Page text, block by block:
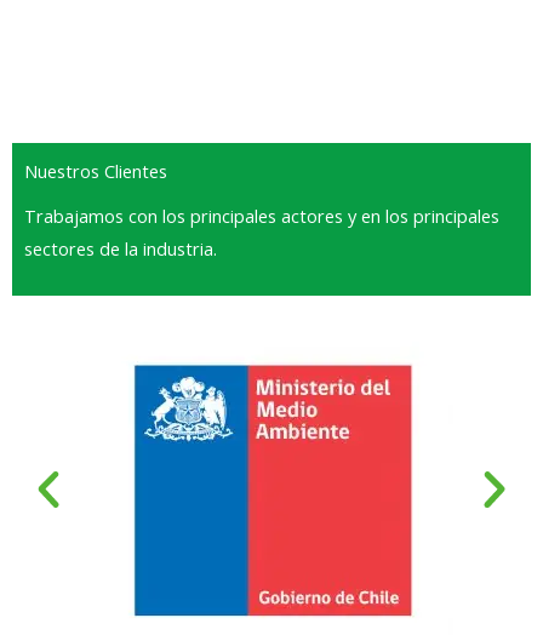
Nuestros Clientes
Trabajamos con los principales actores y en los principales
sectores de la industria.